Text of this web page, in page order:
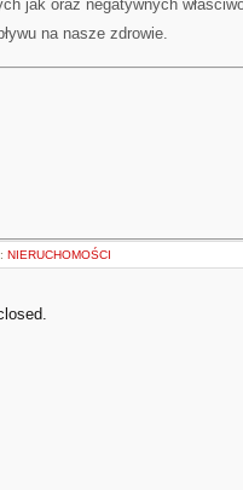
jak oraz negatywnych
na nasze zdrowie.
NIERUCHOMOŚCI